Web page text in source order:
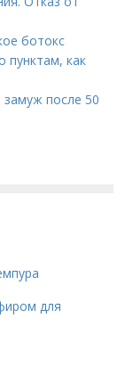
ботокс
пунктам, как
после 50
для